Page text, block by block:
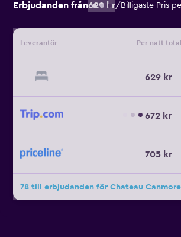
Erbjudanden från629 kr/ Billigaste Pris
Leverantör Per natt
629 kr
672 kr
705 kr
78 till erbjudanden för Chateau Canmore